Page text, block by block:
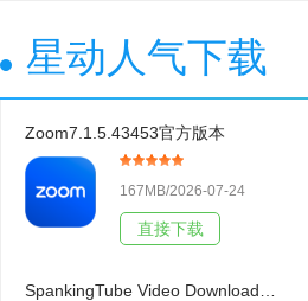
星动人气下载
Zoom7.1.5.43453官方版本
167MB/2026-07-24
直接下载